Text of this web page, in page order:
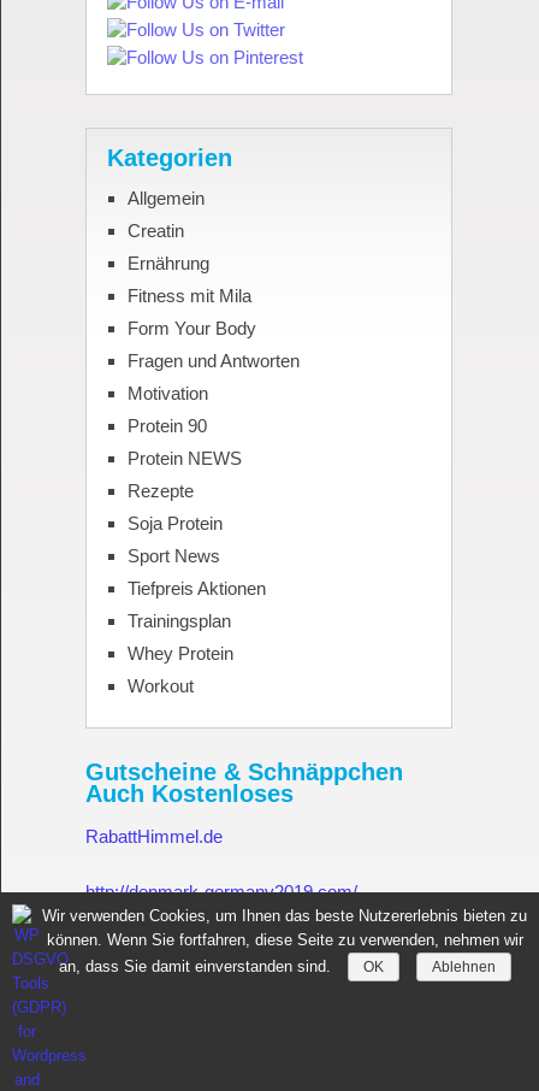
Kategorien
Allgemein
Creatin
Ernährung
Fitness mit Mila
Form Your Body
Fragen und Antworten
Motivation
Protein 90
Protein NEWS
Rezepte
Soja Protein
Sport News
Tiefpreis Aktionen
Trainingsplan
Whey Protein
Workout
Gutscheine & Schnäppchen
Auch Kostenloses
RabattHimmel.de
http://denmark-germany2019.com/
Gutschein.Rabatthimmel.de
Sportnahrung für Muskelaufbau Fitness Made in Germany
News
Wir verwenden Cookies, um Ihnen das beste Nutzererlebnis bieten zu
können. Wenn Sie fortfahren, diese Seite zu verwenden, nehmen wir
an, dass Sie damit einverstanden sind.
OK Ablehnen